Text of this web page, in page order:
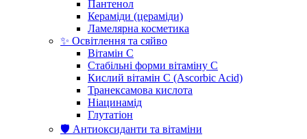
Пантенол
Кераміди (цераміди)
Ламелярна косметика
✨ Освітлення та сяйво
Вітамін С
Стабільні форми вітаміну С
Кислий вітамін С (Ascorbic Acid)
Транексамова кислота
Ніацинамід
Глутатіон
🛡️ Антиоксиданти та вітаміни